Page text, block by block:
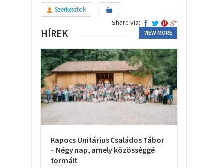
Szerkesztok
Share via:
HÍREK VIEW MORE
Kapocs Unitárius Családos Tábor
– Négy nap, amely közösséggé
formált